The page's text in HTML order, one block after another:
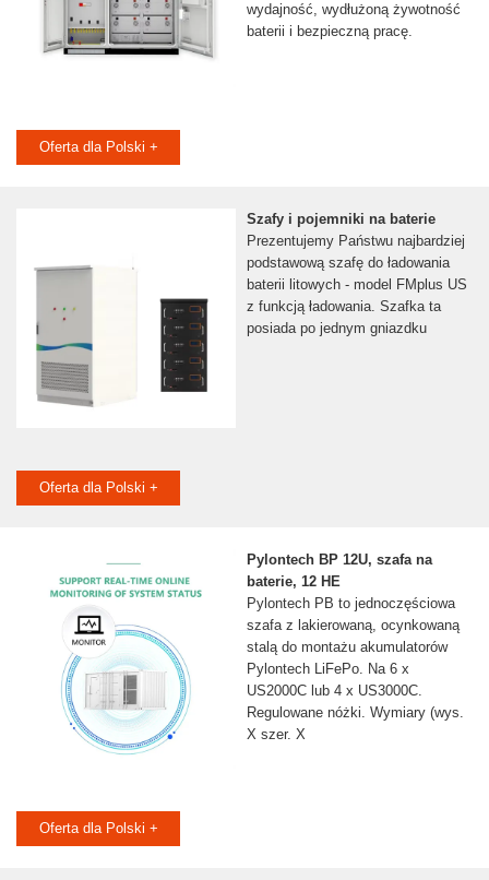
wydajność, wydłużoną żywotność
baterii i bezpieczną pracę.
Oferta dla Polski +
Szafy i pojemniki na baterie
Prezentujemy Państwu najbardziej
podstawową szafę do ładowania
baterii litowych - model FMplus US
z funkcją ładowania. Szafka ta
posiada po jednym gniazdku
Oferta dla Polski +
Pylontech BP 12U, szafa na
baterie, 12 HE
Pylontech PB to jednoczęściowa
szafa z lakierowaną, ocynkowaną
stalą do montażu akumulatorów
Pylontech LiFePo. Na 6 x
US2000C lub 4 x US3000C.
Regulowane nóżki. Wymiary (wys.
X szer. X
Oferta dla Polski +